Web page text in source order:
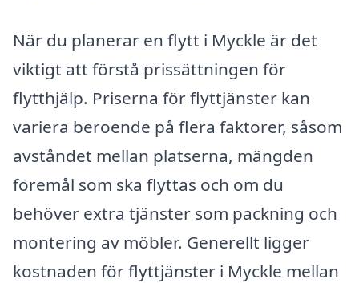
När du planerar en flytt i Myckle är det
viktigt att förstå prissättningen för
flytthjälp. Priserna för flyttjänster kan
variera beroende på flera faktorer, såsom
avståndet mellan platserna, mängden
föremål som ska flyttas och om du
behöver extra tjänster som packning och
montering av möbler. Generellt ligger
kostnaden för flyttjänster i Myckle mellan